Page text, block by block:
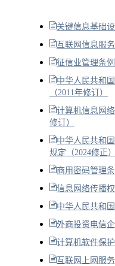
关键信息基础
互联网信息服
征信业管理条例
中华人民共和
（2011年修订）
计算机信息网
修订）
中华人民共和
规定（2024修正）
商用密码管理条
信息网络传播权
中华人民共和
外商投资电信
计算机软件保护
互联网上网服